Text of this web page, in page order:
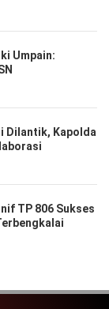
Umpain:
Dilantik, Kapolda
TP 806 Sukses